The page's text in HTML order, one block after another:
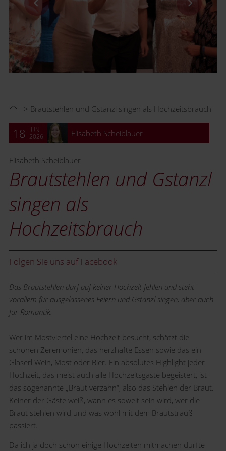
Brautstehlen und Gstanzl singen als Hochzeitsbrauch
18
JUN
2026
Elisabeth Scheiblauer
Elisabeth Scheiblauer
Brautstehlen und Gstanzl
singen als
Hochzeitsbrauch
Folgen Sie uns auf Facebook
Das Brautstehlen darf auf keiner Hochzeit fehlen und steht
vorallem für ausgelassenes Feiern und Gstanzl singen, aber auch
für Romantik.
Wer im Mostviertel eine Hochzeit besucht, schätzt die
schönen Zeremonien, das herzhafte Essen sowie das ein
Glaserl Wein, Most oder Bier. Ein absolutes Highlight jeder
Hochzeit, das meist auch alle Hochzeitsgäste begeistert, ist
das sogenannte „Braut verzahn“, also das Stehlen der Braut.
Keiner der Gäste weiß, wann es soweit sein wird, wer die
Braut stehlen wird und was wohl mit dem Brautstrauß
passiert.
Da ich ja doch schon einige Hochzeiten mitmachen durfte